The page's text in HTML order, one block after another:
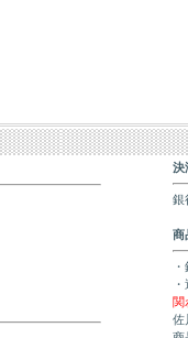
決
銀
商
関
佐